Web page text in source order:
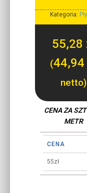
Kategoria:
55,28
(44,94
netto)
CENA ZA
METR
CENA
55zł